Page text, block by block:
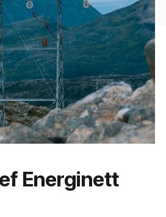
Energinett